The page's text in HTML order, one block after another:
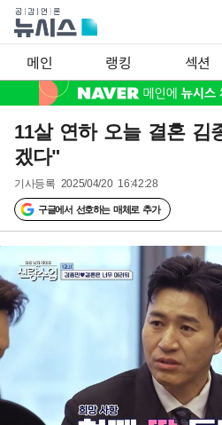
메인 랭킹 섹션
11살 연하 오늘 결혼 김
겠다"
기사등록 2025/04/20 16:42:28
구글에서 선호하는 매체로 추가